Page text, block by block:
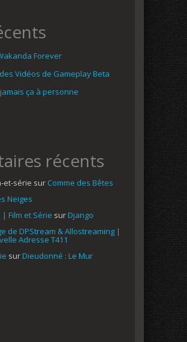
Forever
Vidéos de Gameplay Beta
ça à personne
récents
et-série sur Comme des Bêtes
Neiges
Film et Série surDjango
de DPStream & Allostreaming |
Adresse T411
surDieudonné : Le Mur